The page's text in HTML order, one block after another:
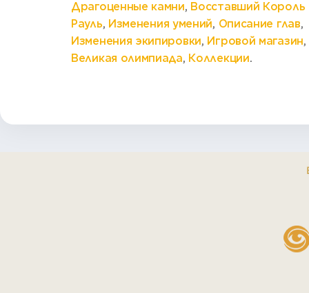
Драгоценные камни, Восставший Король
Рауль, Изменения умений, Описание глав,
Изменения экипировки, Игровой магазин,
Великая олимпиада, Коллекции.